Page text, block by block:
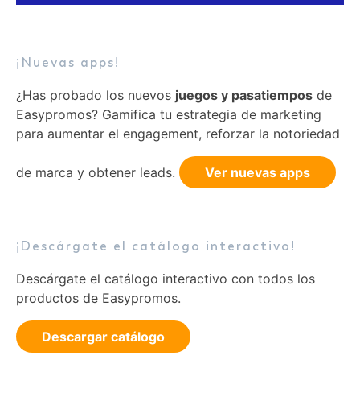
¡Nuevas apps!
¿Has probado los nuevos juegos y pasatiempos de
Easypromos? Gamifica tu estrategia de marketing
para aumentar el engagement, reforzar la notoriedad
de marca y obtener leads. Ver nuevas apps
¡Descárgate el catálogo interactivo!
Descárgate el catálogo interactivo con todos los
productos de Easypromos.
Descargar catálogo